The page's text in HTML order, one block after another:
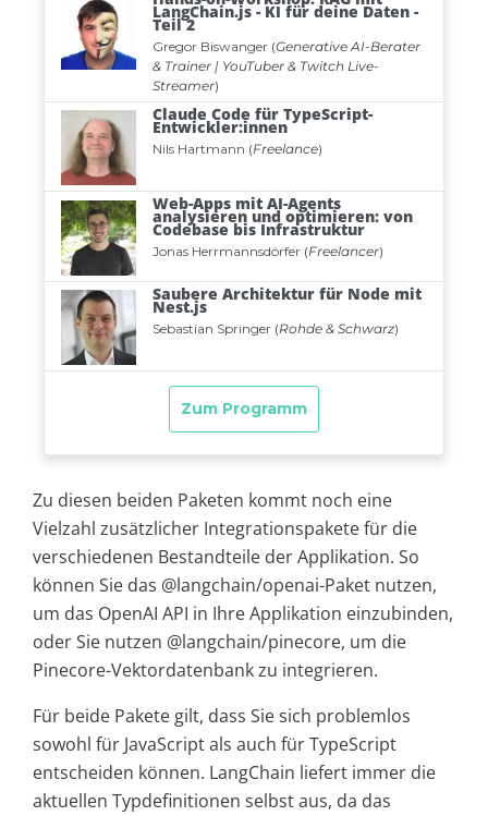
Zu diesen beiden Paketen kommt noch eine
Vielzahl zusätzlicher Integrationspakete für die
verschiedenen Bestandteile der Applikation. So
können Sie das @langchain/openai-Paket nutzen,
um das OpenAI API in Ihre Applikation einzubinden,
oder Sie nutzen @langchain/pinecore, um die
Pinecore-Vektordatenbank zu integrieren.
Für beide Pakete gilt, dass Sie sich problemlos
sowohl für JavaScript als auch für TypeScript
entscheiden können. LangChain liefert immer die
aktuellen Typdefinitionen selbst aus, da das